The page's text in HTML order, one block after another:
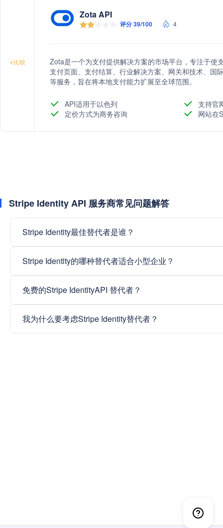
+比较
Zota API
评分 39/100 4
Zota是一个为支付提供解决方案的市场平台，专注于使
支付页面、支付结算、行业解决方案、网关和技术、国
等服务，旨在将本地支付能力扩展至全球范围。
API适用于以色列
支持官
定价方式为商务咨询
网站在
Stripe Identity API 服务商常见问题解答
Stripe Identity最佳替代者是谁？
Stripe Identity的哪种替代者适合小型企业？
免费的Stripe IdentityAPI 替代者？
我为什么要考虑Stripe Identity替代者？